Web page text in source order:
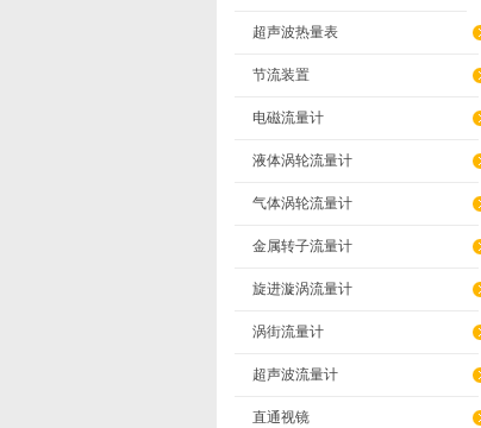
超声波热量表
节流装置
电磁流量计
液体涡轮流量计
气体涡轮流量计
金属转子流量计
旋进漩涡流量计
涡街流量计
超声波流量计
直通视镜